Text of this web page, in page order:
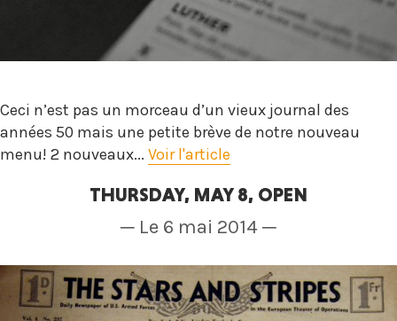
Ceci n’est pas un morceau d’un vieux journal des
années 50 mais une petite brève de notre nouveau
menu! 2 nouveaux... Voir l'article
THURSDAY, MAY 8, OPEN
─ Le 6 mai 2014 ─